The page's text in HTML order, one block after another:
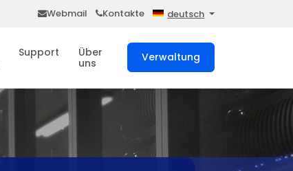
Webmail Kontakte deutsch
Support
Über
uns
Verwaltung